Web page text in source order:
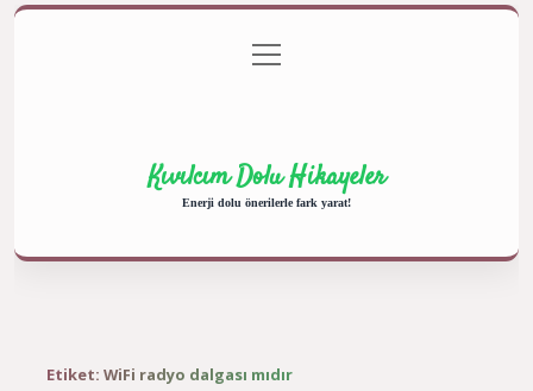
Gizlilik Politikası
menüyü
aç
Kıvılcım Dolu Hikayeler
Enerji dolu önerilerle fark yarat!
Etiket: WiFi radyo dalgası mıdır